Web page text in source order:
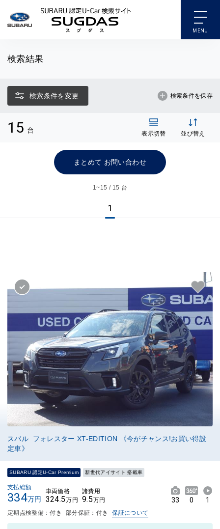
SUBARU 認定U-Car検索
検索結果
検索条件を変更 検索条件を保存
15 台 表示切替 並び替え
まとめて お問い合わせ
1~15 / 15 台
1
スバル フォレスター XT-EDITION 《今がチャンス!お買い得設
定車》
SUBARU 認定U-Car Premium 新世代アイサイト 搭載車
支払総額
334万円
車両価格
324.5万円
諸費用
9.5万円 33 0 1
定期点検整備：付き 部分保証：付き 保証について